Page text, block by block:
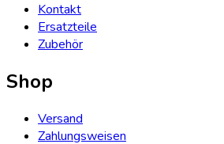
Kontakt
Ersatzteile
Zubehör
Shop
Versand
Zahlungsweisen